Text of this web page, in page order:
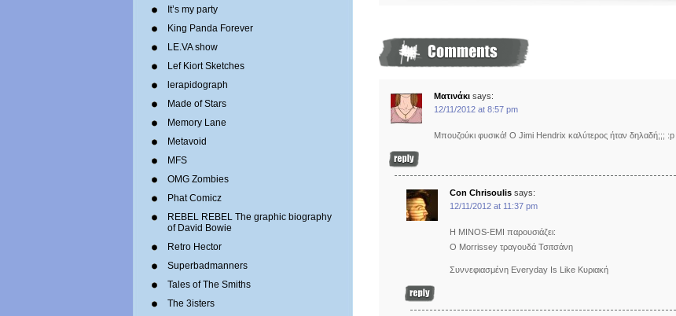
It’s my party
King Panda Forever
LE.VA show
Lef Kiort Sketches
lerapidograph
Made of Stars
Memory Lane
Metavoid
MFS
OMG Zombies
Phat Comicz
REBEL REBEL The graphic biography
of David Bowie
Retro Hector
Superbadmanners
Tales of The Smiths
The 3isters
Mατινάκι says:
12/11/2012 at 8:57 pm
Μπουζούκι φυσικά! Ο Jimi Hendrix καλύτερος ήταν δηλαδή;;; :p
Con Chrisoulis says:
12/11/2012 at 11:37 pm
H MINOS-EMI παρουσιάζει:
O Morrissey τραγουδά Τσιτσάνη
Συννεφιασμένη Everyday Is Like Κυριακή